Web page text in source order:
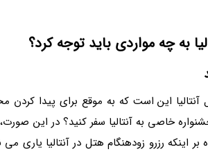
به چه مواردی باید توجه کرد؟
این است که به موقع برای پیدا کردن
خاصی به آنتالیا سفر کنید؟ در این
بر اینکه رزرو زودهنگام هتل در آنتالیا